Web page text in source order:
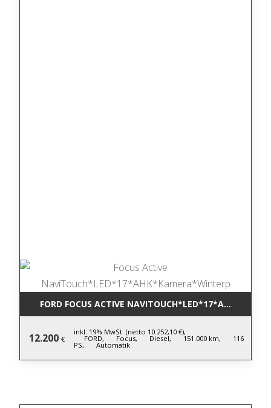
FORD FOCUS ACTIVE
12.200 €
inkl. 19% MwSt. (netto 10.252,10 €),
FORD, Focus, Diesel, 151.000 km, 116
PS, Automatik